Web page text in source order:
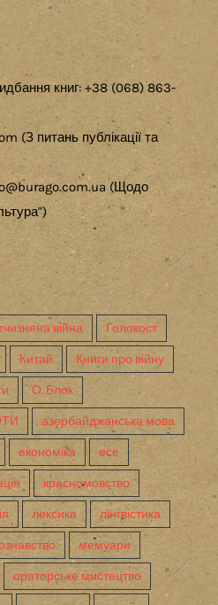
книг: +38 (068) 863-
(З питань публікації та
(Щодо
війна Голокост
Китай Книги про війну
О. Блок
азербайджанська мова
економіка есе
красномовство
лексика лінгвістика
мемуари
ораторське мистецтво